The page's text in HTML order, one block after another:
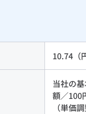
10.74（
当社の
額／100
（単価